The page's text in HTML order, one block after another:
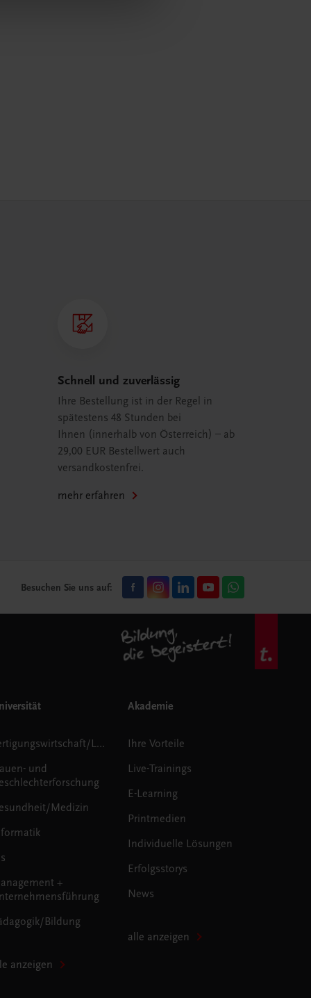
Schnell und zuverlässig
Ihre Bestellung ist in der Regel in
spätestens 48 Stunden bei
Ihnen (innerhalb von Österreich) – ab
29,00 EUR Bestellwert auch
versandkostenfrei.
mehr erfahren
Besuchen Sie uns auf:
Fertigungswirtschaft/Logistik
und
Medizin
+
Bildung
anzeigen
Akademie
Ihre Vorteile
Live-Trainings
E-Learning
Printmedien
Individuelle Lösungen
Erfolgsstorys
News
alle anzeigen